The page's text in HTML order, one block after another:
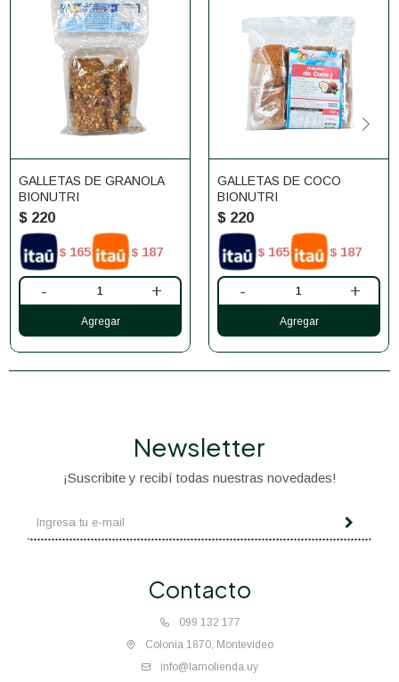
GALLETAS DE GRANOLA
BIONUTRI
$ 220
$ 165 $ 187
- +
GALLETAS DE COCO
BIONUTRI
$ 220
$ 165 $ 187
- +
Contacto
099 132 177
Colonia 1870, Montevideo
info@lamolienda.uy
Newsletter
¡Suscribite y recibí todas nuestras novedades!